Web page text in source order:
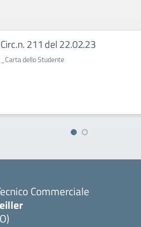
Circ.n. 211 del 22.02.23
_Carta dello Studente
Commerciale